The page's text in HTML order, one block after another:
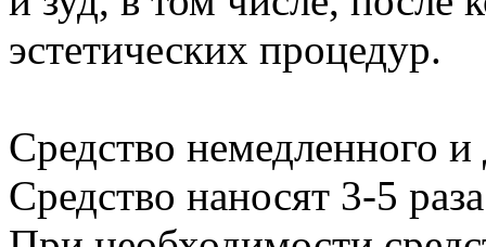
эстетических процедур.
Средство немедленного и
Средство наносят 3-5